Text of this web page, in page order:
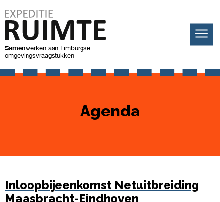
Samenwerken aan Limburgse
omgevingsvraagstukken
Agenda
Inloopbijeenkomst Netuitbreiding
Maasbracht-Eindhoven